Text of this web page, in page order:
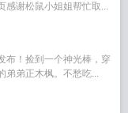
感谢松鼠小姐姐帮忙取...
布！捡到一个神光棒，穿
弟弟正木枫。不愁吃...